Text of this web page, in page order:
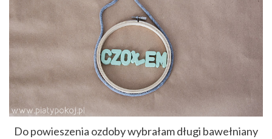
Do powieszenia ozdoby wybrałam długi bawełniany